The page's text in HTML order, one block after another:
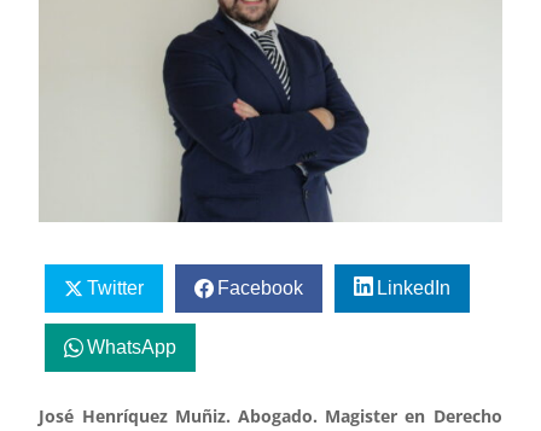
Twitter Facebook LinkedIn
WhatsApp
José Henríquez Muñiz. Abogado. Magister en Derecho